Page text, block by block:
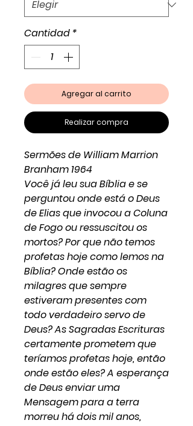
Cantidad *
Agregar al carrito
Realizar compra
Sermões de William Marrion
Branham 1964
Você já leu sua Bíblia e se
perguntou onde está o Deus
de Elias que invocou a Coluna
de Fogo ou ressuscitou os
mortos? Por que não temos
profetas hoje como lemos na
Bíblia? Onde estão os
milagres que sempre
estiveram presentes com
todo verdadeiro servo de
Deus? As Sagradas Escrituras
certamente prometem que
teríamos profetas hoje, então
onde estão eles? A esperança
de Deus enviar uma
Mensagem para a terra
morreu há dois mil anos,